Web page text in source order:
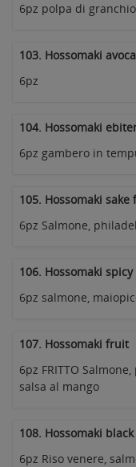
6pz polpa di granchio
103. Hossomaki
6pz
104. Hossomaki
6pz gambero in
105. Hossomaki sake
6pz Salmone,
106. Hossomaki
6pz salmone,
107. Hossomaki fruit
6pz FRITTO
salsa al mango
108. Hossomaki
6pz Riso venere,